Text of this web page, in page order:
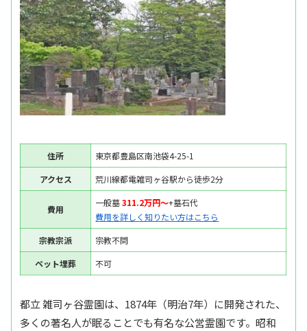
住所
東京都豊島区南池袋4-25-1
アクセス
荒川線都電雑司ヶ谷駅から徒歩2分
費用
一般墓311.2万円〜+墓石代
費用を詳しく知りたい方はこちら
宗教宗派
宗教不問
ペット埋葬
不可
都立 雑司ヶ谷霊園は、1874年（明治7年）に開発された、
多くの著名人が眠ることでも有名な公営霊園です。昭和